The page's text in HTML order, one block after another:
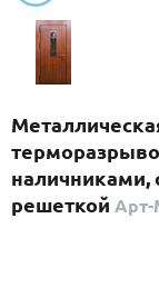
С реечным дизайном
ПО НАЗНАЧЕНИЮ
Популярные
наличниками,
решеткой